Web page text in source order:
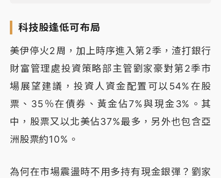
科技股逢低可布局
美伊停火2周，加上時序進入第2季，渣打銀行
財富管理處投資策略部主管劉家豪對第2季市
場展望建議，投資人資金配置可以54%在股
票、35％在債券、黃金佔7%與現金3%。其
中，股票又以北美佔37%最多，另外也包含亞
洲股票約10%。
為何在市場震盪時不用多持有現金銀彈？劉家